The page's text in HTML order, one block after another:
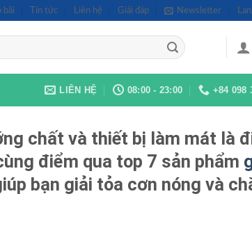
bãi Tin tức Liên hệ Giải đáp Newsletter
LIÊN HỆ 08:00 - 23:00 +84 098
chất và thiết bị làm mát là
điểm qua top 7 sản phẩm
bạn giải tỏa cơn nóng và